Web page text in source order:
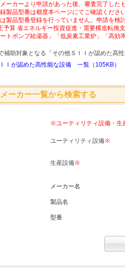
ーカーより申請があった後、審査完了した
製品型番は都度本ページにてご確認くださ
製品型番登録を行っていません。申請を検
算 省エネルギー投資促進・需要構造転換
トポンプ給湯器」「低炭素工業炉」「高
助対象となる「その他ＳＩＩが認めた高
Ｉが認めた高性能な設備 一覧（105KB）
メーカー一覧から検索する
※ユーティリティ設備・生
ユーティリティ設備※
生産設備※
メーカー名
製品名
型番